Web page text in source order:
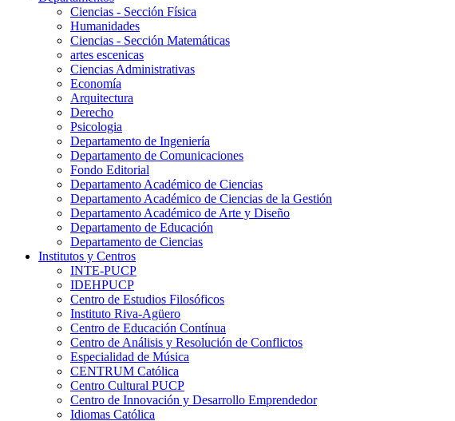
Ciencias - Sección Física
Humanidades
Ciencias - Sección Matemáticas
artes escenicas
Ciencias Administrativas
Economía
Arquitectura
Derecho
Psicologia
Departamento de Ingeniería
Departamento de Comunicaciones
Fondo Editorial
Departamento Académico de Ciencias
Departamento Académico de Ciencias de la Gestión
Departamento Académico de Arte y Diseño
Departamento de Educación
Departamento de Ciencias
Institutos y Centros
INTE-PUCP
IDEHPUCP
Centro de Estudios Filosóficos
Instituto Riva-Agüero
Centro de Educación Contínua
Centro de Análisis y Resolución de Conflictos
Especialidad de Música
CENTRUM Católica
Centro Cultural PUCP
Centro de Innovación y Desarrollo Emprendedor
Idiomas Católica